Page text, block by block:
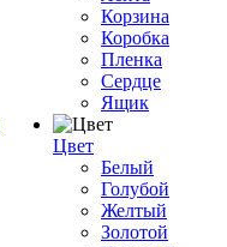
Корзина
Коробка
Пленка
Сердце
Ящик
Цвет
Белый
Голубой
Желтый
Золотой